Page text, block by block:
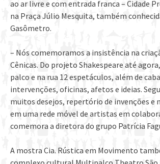
ao ar livre e com entrada franca – Cidade
na Praça Júlio Mesquita, também
Gasômetro.
– Nós comemoramos a insistência na
Cênicas. Do projeto Shakespeare até
palco e na rua 12 espetáculos, além de
intervenções, oficinas, afetos e ideias.
muitos desejos, repertório de invenções e
em uma rede móvel de artistas em
comemora a diretora do grupo Patrícia
A mostra Cia. Rústica em Movimento